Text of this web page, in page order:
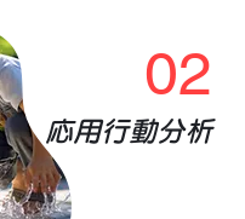
02
応用行動分析